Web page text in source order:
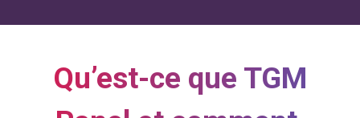
Qu’est-ce que TGM